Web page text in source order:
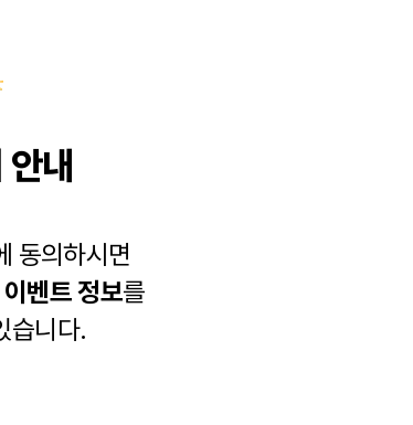
내
동의하시면
이벤트 정보를
습니다.